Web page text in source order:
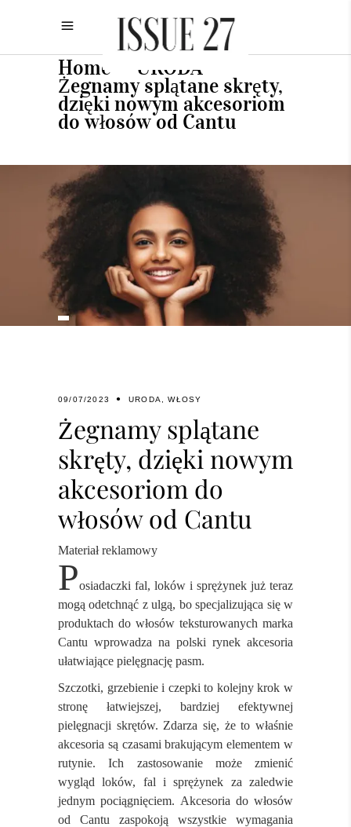
Home URODA
Żegnamy splątane skręty,
dzięki nowym akcesoriom
do włosów od Cantu
09/07/2023 URODA,WŁOSY
Żegnamy splątane
skręty, dzięki nowym
akcesoriom do
włosów od Cantu
Materiał reklamowy
Posiadaczki fal, loków i sprężynek już teraz
mogą odetchnąć z ulgą, bo specjalizująca się w
produktach do włosów teksturowanych marka
Cantu wprowadza na polski rynek akcesoria
ułatwiające pielęgnację pasm.
Szczotki, grzebienie i czepki to kolejny krok w
stronę łatwiejszej, bardziej efektywnej
pielęgnacji skrętów. Zdarza się, że to właśnie
akcesoria są czasami brakującym elementem w
rutynie. Ich zastosowanie może zmienić
wygląd loków, fal i sprężynek za zaledwie
jednym pociągnięciem. Akcesoria do włosów
od Cantu zaspokoją wszystkie wymagania